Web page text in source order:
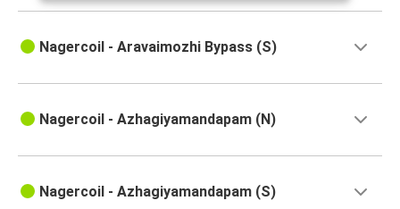
Nagercoil - Aravaimozhi Bypass (S)
Nagercoil - Azhagiyamandapam (N)
Nagercoil - Azhagiyamandapam (S)